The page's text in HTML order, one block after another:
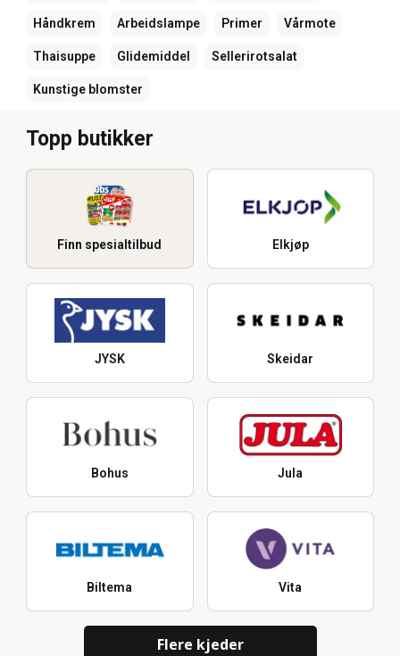
Håndkrem Arbeidslampe Primer Vårmote
Thaisuppe Glidemiddel Sellerirotsalat
Kunstige blomster
Topp butikker
Finn spesialtilbud Elkjøp
JYSK Skeidar
Bohus Jula
Biltema Vita
Flere kjeder